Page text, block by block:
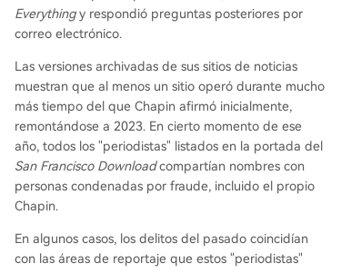
Everythingy respondió preguntas posteriores por
correo electrónico.
Las versiones archivadas de sus sitios de noticias
muestran que al menos un sitio operó durante mucho
más tiempo del que Chapin afirmó inicialmente,
remontándose a 2023. En cierto momento de ese
año, todos los "periodistas" listados en la portada del
San Francisco Downloadcompartían nombres con
personas condenadas por fraude, incluido el propio
Chapin.
En algunos casos, los delitos del pasado coincidían
con las áreas de reportaje que estos "periodistas"